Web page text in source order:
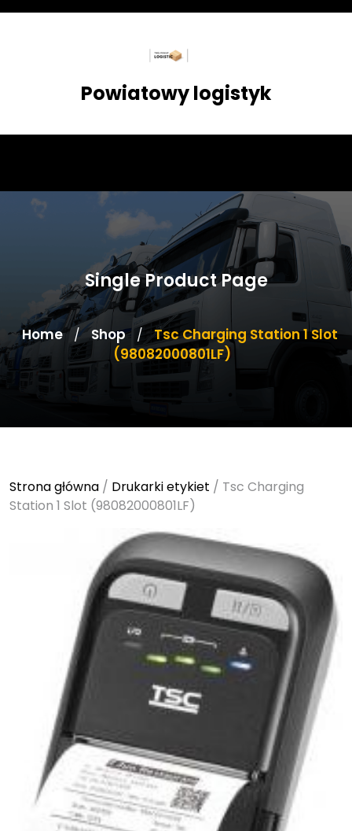
Skip
Powiatowy logistyk
Single Product Page
Home / Shop /
Tsc Charging Station 1 Slot
(98082000801LF)
Strona główna / Drukarki etykiet / Tsc Charging
Station 1 Slot (98082000801LF)